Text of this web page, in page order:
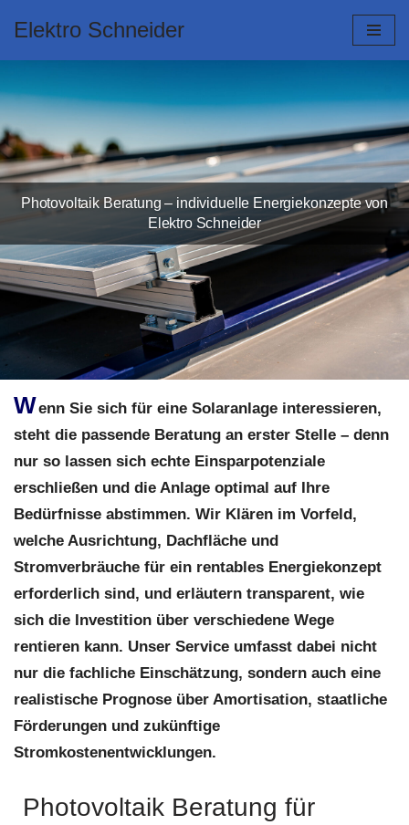
springen
Elektro Schneider
Photovoltaik Beratung – individuelle Energiekonzepte von
Elektro Schneider
Wenn Sie sich für eine Solaranlage interessieren,
steht die passende Beratung an erster Stelle – denn
nur so lassen sich echte Einsparpotenziale
erschließen und die Anlage optimal auf Ihre
Bedürfnisse abstimmen. Wir Klären im Vorfeld,
welche Ausrichtung, Dachfläche und
Stromverbräuche für ein rentables Energiekonzept
erforderlich sind, und erläutern transparent, wie
sich die Investition über verschiedene Wege
rentieren kann. Unser Service umfasst dabei nicht
nur die fachliche Einschätzung, sondern auch eine
realistische Prognose über Amortisation, staatliche
Förderungen und zukünftige
Stromkostenentwicklungen.
Photovoltaik Beratung für